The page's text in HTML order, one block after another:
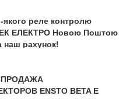
якого реле контролю
ЕЛЕКТРО Новою Поштою
наш рахунок!
ENSTO BETA E